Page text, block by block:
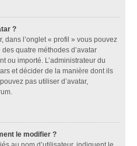
?
dans l’onglet « profil » vous pouvez
quatre méthodes d’avatar
ou importé. L’administrateur du
et décider de la manière dont ils
pas utiliser d’avatar,
le modifier ?